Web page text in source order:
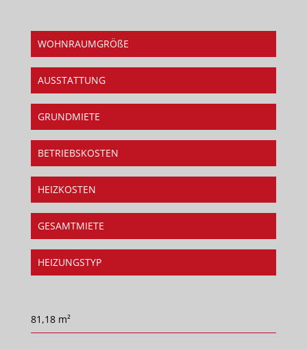
WOHNRAUMGRÖßE
AUSSTATTUNG
GRUNDMIETE
BETRIEBSKOSTEN
HEIZKOSTEN
GESAMTMIETE
HEIZUNGSTYP
81,18 m²